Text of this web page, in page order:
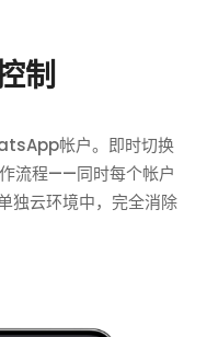
制
帐户。即时切换
流程——同时每个帐户
独云环境中，完全消除